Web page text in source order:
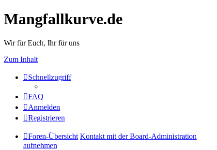
Mangfallkurve.de
Wir für Euch, Ihr für uns
Zum Inhalt
Schnellzugriff
FAQ
Anmelden
Registrieren
Foren-Übersicht Kontakt mit der Board-Administration
aufnehmen